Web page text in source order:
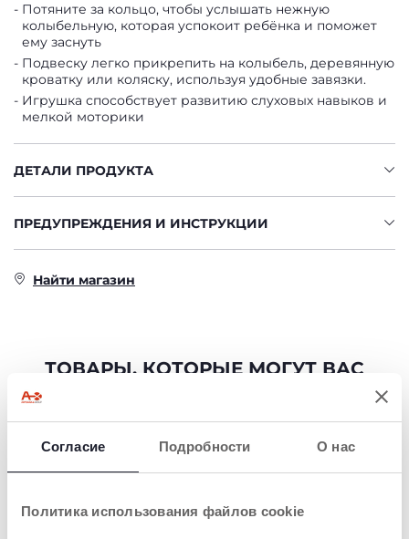
Согласие Подробности О нас
Политика использования файлов cookie
Потяните за кольцо, чтобы услышать нежную
колыбельную, которая успокоит ребёнка и поможет
ему заснуть
Подвеску легко прикрепить на колыбель, деревянную
кроватку или коляску, используя удобные завязки.
Игрушка способствует развитию слуховых навыков и
мелкой моторики
ДЕТАЛИ ПРОДУКТА
ПРЕДУПРЕЖДЕНИЯ И ИНСТРУКЦИИ
Найти магазин
ТОВАРЫ, КОТОРЫЕ МОГУТ ВАС